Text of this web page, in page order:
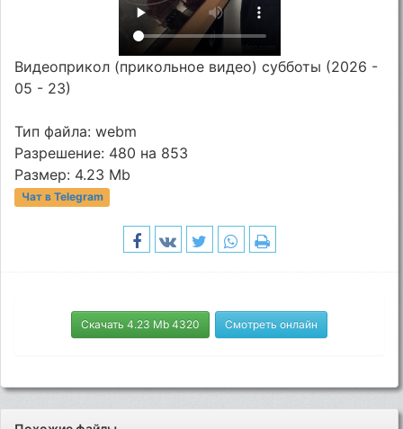
Видеоприкол (прикольное видео) субботы (2026 -
05 - 23)
Тип файла: webm
Разрешение: 480 на 853
Размер: 4.23 Mb
Чат в Telegram
Скачать 4.23 Mb 4320 Смотреть онлайн